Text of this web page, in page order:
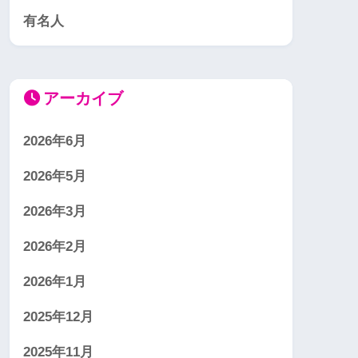
有名人
アーカイブ
2026年6月
2026年5月
2026年3月
2026年2月
2026年1月
2025年12月
2025年11月